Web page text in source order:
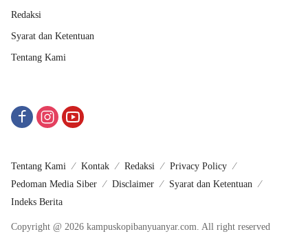
Redaksi
Syarat dan Ketentuan
Tentang Kami
Tentang Kami Kontak Redaksi
Privacy Policy
Pedoman Media Siber
Disclaimer
Syarat dan Ketentuan
Indeks Berita
Copyright @ 2026 kampuskopibanyuanyar.com. All right reserved